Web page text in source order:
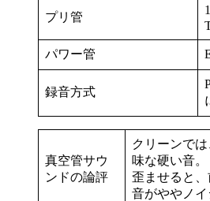
プリ管
パワー管
録音方式
真空管サウ
ンドの論評
クリーンで
味な硬い音。
歪ませると
音がややノイ